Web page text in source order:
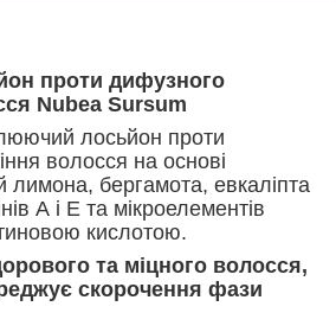
проти дифузного
Nubea Sursum
лосьйон проти
волосся на основі
лимона, бергамота, евкаліпта
А і Е та мікроелементів
кислотою.
та міцного волосся,
скорочення фази